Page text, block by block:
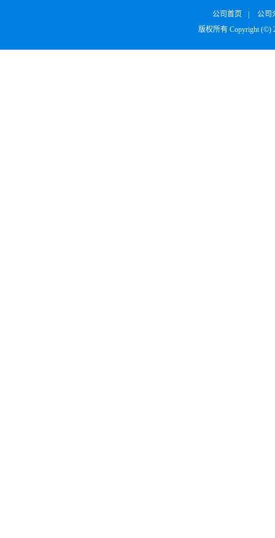
公司首页
公司
版权所有 Copyright (©)